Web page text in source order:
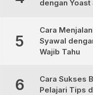
dengan Yoast
5
Cara
Syawal
Wajib Tahu
6
Cara Sukses
Pelajari Tips